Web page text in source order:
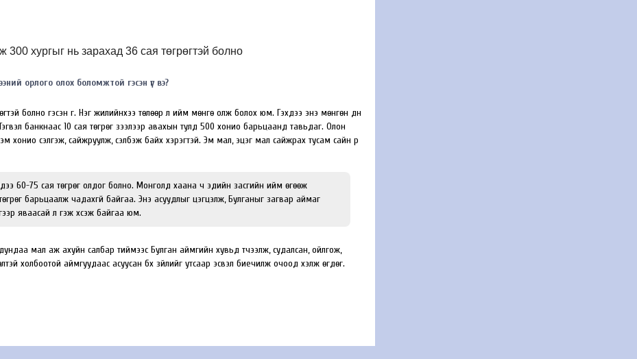
300 хургыг нь зарахад 36 сая төгрөгтэй болно
орлого олох боломжтой гэсэн үг вэ?
болно гэсэн үг. Нэг жилийнхээ төлөөр л ийм мөнгө олж болох юм. Гэхдээ энэ мөнгөн дүн
банкнаас 10 сая төгрөг зээлээр авахын тулд 500 хонио барьцаанд тавьдаг. Олон
эм хонио сэлгэж, сайжруулж, сэлбэж байх хэрэгтэй. Эм мал, эцэг мал сайжрах тусам сайн үр
60-75 сая төгрөг олдог болно. Монголд хаана ч эдийн засгийн ийм өгөөж
барьцаалж чадахгүй байгаа. Энэ асуудлыг цэгцэлж, Булганыг загвар аймаг
яваасай л гэж хүсэж байгаа юм.
мал аж ахуйн салбар тиймээс Булган аймгийн хувьд түүчээлж, судалсан, ойлгож,
холбоотой аймгуудаас асуусан бүх зүйлийг утсаар эсвэл биечилж очоод хэлж өгдөг.